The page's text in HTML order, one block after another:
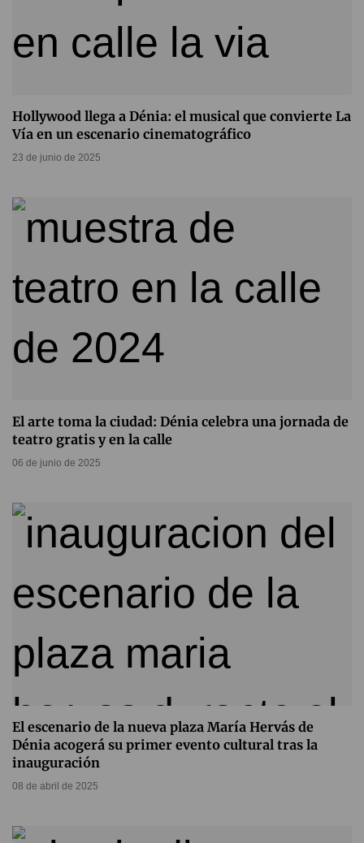
Hollywood llega a Dénia: el musical que convierte La
Vía en un escenario cinematográfico
23 de junio de 2025
El arte toma la ciudad: Dénia celebra una jornada de
teatro gratis y en la calle
06 de junio de 2025
El escenario de la nueva plaza María Hervás de
Dénia acogerá su primer evento cultural tras la
inauguración
08 de abril de 2025